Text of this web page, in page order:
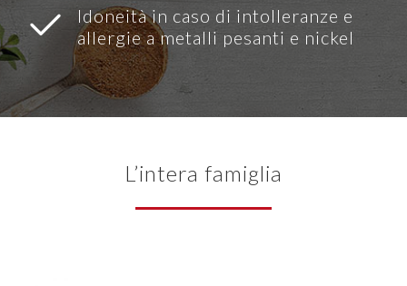
Idoneità in caso di intolleranze e
allergie a metalli pesanti e nickel
L’intera famiglia